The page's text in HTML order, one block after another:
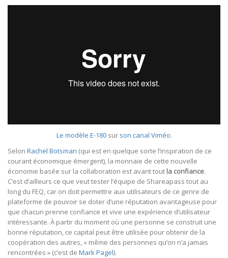
Le modèle E-180sur son canal Viméo.
Selon Rachel Botsman (qui est en quelque sorte l’inspiration de ce
courant économique émergent), la monnaie de cette nouvelle
économie basée sur la collaboration est avant tout la confiance.
C’est d’ailleurs ce que veut tester l’équipe de Shareapass tout au
long du FEQ, car on doit permettre aux utilisateurs de ce genre de
plateforme de pouvoir se doter d’une réputation avantageuse pour
que chacun prenne confiance et vive une expérience d’utilisateur
intéressante. À partir du moment où une personne se construit une
bonne réputation, ce capital peut être utilisée pour obtenir de la
coopération des autres, « même des personnes qu’on n’a jamais
rencontrées » (c’est de Mark Pagel).